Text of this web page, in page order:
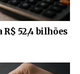
52,4 bilhões